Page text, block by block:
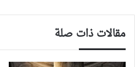
مقالات ذات صلة